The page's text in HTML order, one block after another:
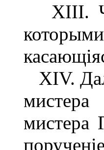
XIII.
XIV.
мистера